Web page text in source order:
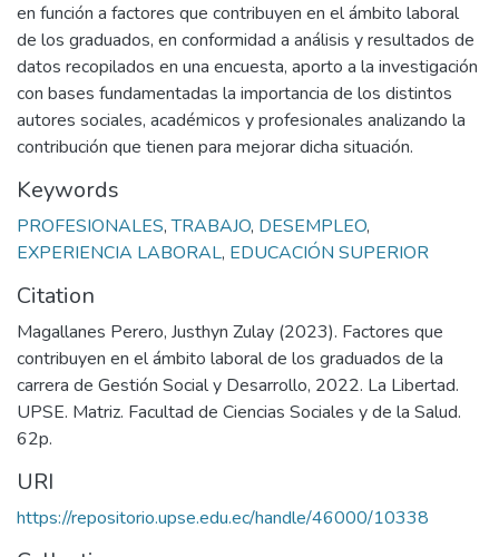
en función a factores que contribuyen en el ámbito laboral
de los graduados, en conformidad a análisis y resultados de
datos recopilados en una encuesta, aporto a la investigación
con bases fundamentadas la importancia de los distintos
autores sociales, académicos y profesionales analizando la
contribución que tienen para mejorar dicha situación.
Keywords
PROFESIONALES,TRABAJO, DESEMPLEO,
EXPERIENCIA LABORAL, EDUCACIÓN SUPERIOR
Citation
Magallanes Perero, Justhyn Zulay (2023). Factores que
contribuyen en el ámbito laboral de los graduados de la
carrera de Gestión Social y Desarrollo, 2022. La Libertad.
UPSE. Matriz. Facultad de Ciencias Sociales y de la Salud.
62p.
URI
https://repositorio.upse.edu.ec/handle/46000/10338